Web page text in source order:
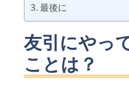
最後に
友引にやっ
ことは？